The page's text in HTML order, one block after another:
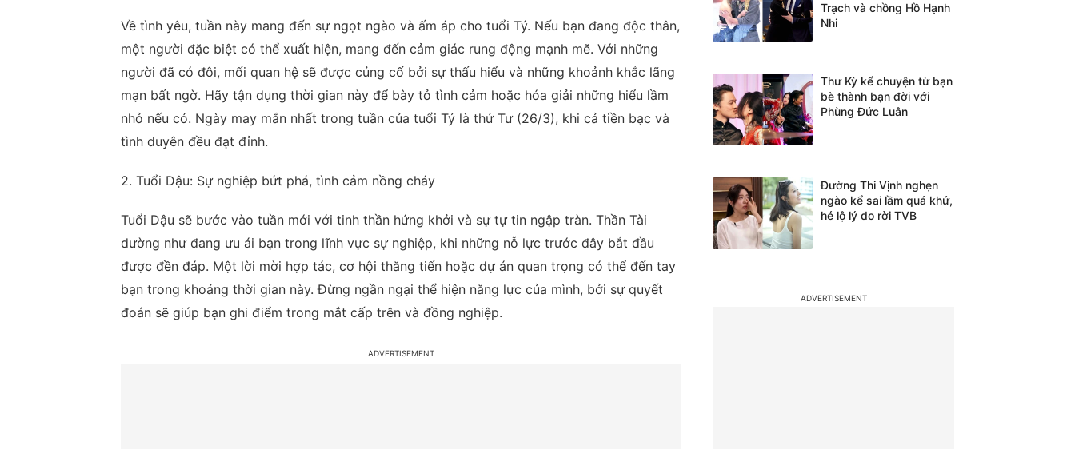
Về tình yêu, tuần này mang đến sự ngọt ngào và ấm áp cho tuổi Tý. Nếu bạn đang độc thân,
một người đặc biệt có thể xuất hiện, mang đến cảm giác rung động mạnh mẽ. Với những
người đã có đôi, mối quan hệ sẽ được củng cố bởi sự thấu hiểu và những khoảnh khắc lãng
mạn bất ngờ. Hãy tận dụng thời gian này để bày tỏ tình cảm hoặc hóa giải những hiểu lầm
nhỏ nếu có. Ngày may mắn nhất trong tuần của tuổi Tý là thứ Tư (26/3), khi cả tiền bạc và
tình duyên đều đạt đỉnh.
2. Tuổi Dậu: Sự nghiệp bứt phá, tình cảm nồng cháy
Tuổi Dậu sẽ bước vào tuần mới với tinh thần hứng khởi và sự tự tin ngập tràn. Thần Tài
dường như đang ưu ái bạn trong lĩnh vực sự nghiệp, khi những nỗ lực trước đây bắt đầu
được đền đáp. Một lời mời hợp tác, cơ hội thăng tiến hoặc dự án quan trọng có thể đến tay
bạn trong khoảng thời gian này. Đừng ngần ngại thể hiện năng lực của mình, bởi sự quyết
đoán sẽ giúp bạn ghi điểm trong mắt cấp trên và đồng nghiệp.
Trạch và chồng Hồ Hạnh
Nhi
Thư Kỳ kể chuyện từ bạn
bè thành bạn đời với
Phùng Đức Luân
Đường Thi Vịnh nghẹn
ngào kể sai lầm quá khứ,
hé lộ lý do rời TVB